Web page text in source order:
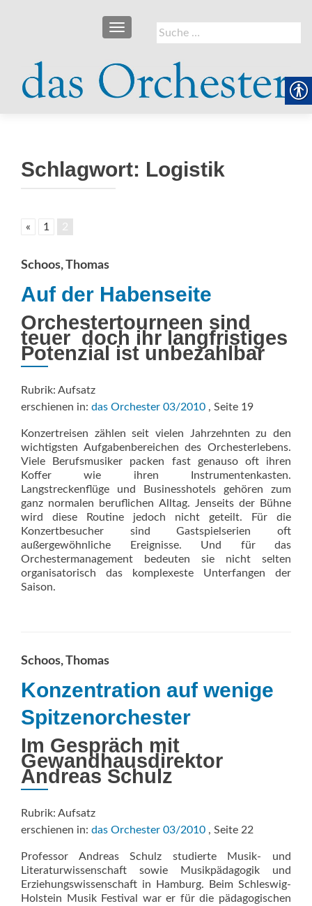
Suche
nach:
SCHALTE NAVIGATION
Schlagwort: Logistik
« 1 2
Schoos, Thomas
Auf der Habenseite
Orchestertourneen sind
teuer  doch ihr langfristiges
Potenzial ist unbezahlbar
Rubrik: Aufsatz
erschienen in: das Orchester 03/2010 , Seite 19
Konzertreisen zählen seit vielen Jahrzehnten zu den
wichtigsten Aufgabenbereichen des Orchesterlebens.
Viele Berufsmusiker packen fast genauso oft ihren
Koffer wie ihren Instrumentenkasten.
Langstreckenflüge und Businesshotels gehören zum
ganz normalen beruflichen Alltag. Jenseits der Bühne
wird diese Routine jedoch nicht geteilt. Für die
Konzertbesucher sind Gastspielserien oft
außergewöhnliche Ereignisse. Und für das
Orchestermanagement bedeuten sie nicht selten
organisatorisch das komplexeste Unterfangen der
Saison.
Schoos, Thomas
Konzentration auf wenige
Spitzenorchester
Im Gespräch mit
Gewandhausdirektor
Andreas Schulz
Rubrik: Aufsatz
erschienen in: das Orchester 03/2010 , Seite 22
Professor Andreas Schulz studierte Musik- und
Literaturwissenschaft sowie Musikpädagogik und
Erziehungswissenschaft in Hamburg. Beim Schleswig-
Holstein Musik Festival war er für die pädagogischen